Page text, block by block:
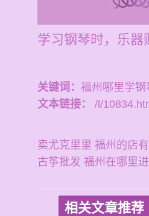
学习钢琴时，乐
关键词： 福州哪里学
文本链接：
/l/
卖尤克里里 福州的店
古筝批发 福州在哪里
相关文章推荐